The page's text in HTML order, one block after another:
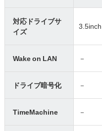
対応ドライブサ
イズ
3.5inch
Wake on LAN －
ドライブ暗号化 －
TimeMachine －